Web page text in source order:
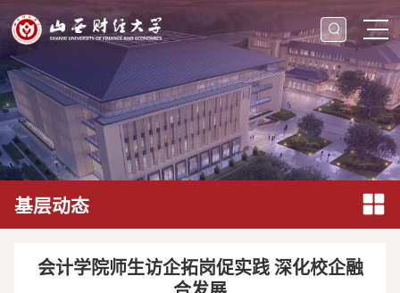
基层动态
会计学院师生访企拓岗促实践 深化校企融